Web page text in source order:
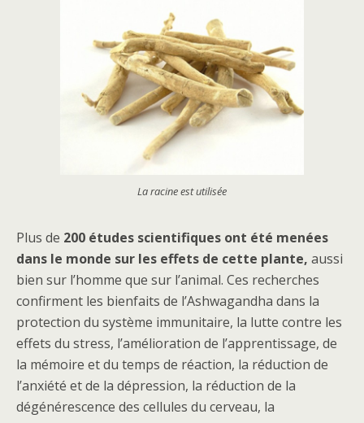
La racine est utilisée
Plus de 200 études scientifiques ont été menées
dans le monde sur les effets de cette plante, aussi
bien sur l’homme que sur l’animal. Ces recherches
confirment les bienfaits de l’Ashwagandha dans la
protection du système immunitaire, la lutte contre les
effets du stress, l’amélioration de l’apprentissage, de
la mémoire et du temps de réaction, la réduction de
l’anxiété et de la dépression, la réduction de la
dégénérescence des cellules du cerveau, la